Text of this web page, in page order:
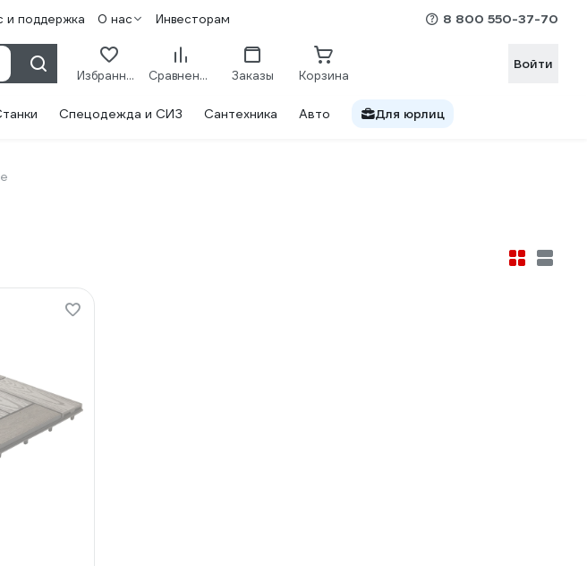
и поддержка О нас Инвесторам 8 800 550-37-70
Избранное Сравнение Заказы Корзина
Войти
Спецодежда и СИЗ Сантехника Авто Для юрлиц